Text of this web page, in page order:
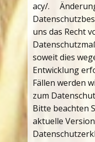
acy/.
uns das Recht
soweit dies
Entwicklung
Fällen werden
zum
Bitte beachten
aktuelle